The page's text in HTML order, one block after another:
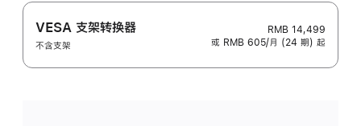
VESA 支架转换器
不含支架
RMB 14,499
或 RMB 605/月 (24 期) 起